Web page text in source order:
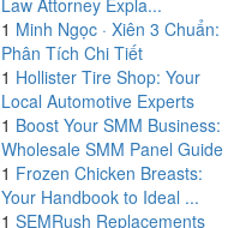
Law Attorney Expla...
1 Minh Ngọc · Xiên 3 Chuẩn:
Phân Tích Chi Tiết
1 Hollister Tire Shop: Your
Local Automotive Experts
1 Boost Your SMM Business:
Wholesale SMM Panel Guide
1 Frozen Chicken Breasts:
Your Handbook to Ideal ...
1 SEMRush Replacements